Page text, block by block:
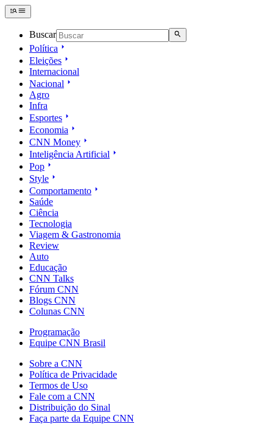
Buscar
Política
Eleições
Internacional
Nacional
Agro
Infra
Esportes
Economia
CNN Money
Inteligência Artificial
Pop
Style
Comportamento
Saúde
Ciência
Tecnologia
Viagem & Gastronomia
Review
Auto
Educação
CNN Talks
Fórum CNN
Blogs CNN
Colunas CNN
Programação
Equipe CNN Brasil
Sobre a CNN
Política de Privacidade
Termos de Uso
Fale com a CNN
Distribuição do Sinal
Faça parte da Equipe CNN